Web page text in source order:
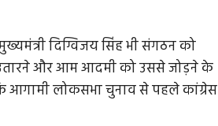
दिग्विजय सिंह भी संगठन को
और आम आदमी को उससे जोड़ने के
आगामी लोकसभा चुनाव से पहले कांग्रेस